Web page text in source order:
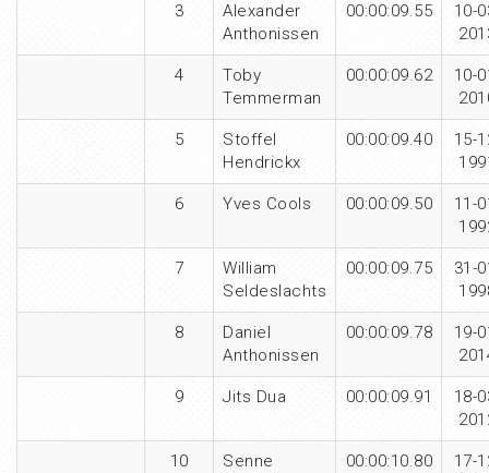
3
Alexander
Anthonissen
00:00:09.55
10-
4
Toby
Temmerman
00:00:09.62
10-
5
Stoffel
Hendrickx
00:00:09.40
15-
6 Yves Cools 00:00:09.50
11-
7
William
Seldeslachts
00:00:09.75
31-
8
Daniel
Anthonissen
00:00:09.78
19-
9 Jits Dua 00:00:09.91
18-
10
Senne
00:00:10.80
17-